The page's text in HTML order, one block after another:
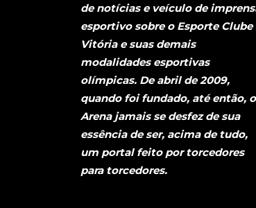
de notícias e veículo de
esportivo sobre o Esporte Clube
Vitória e suas demais
modalidades esportivas
olímpicas. De abril de 2009,
quando foi fundado, até então, o
Arena jamais se desfez de sua
essência de ser, acima de tudo,
um portal feito por torcedores
para torcedores.